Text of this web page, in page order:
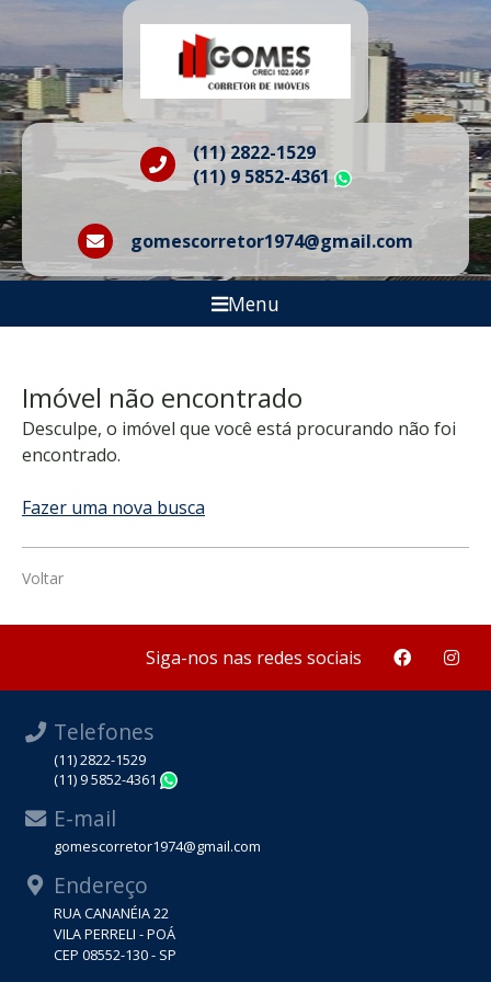
(11) 2822-1529
(11) 9 5852-4361
WhatsApp
gomescorretor1974@gmail.com
Menu
Imóvel não encontrado
Desculpe, o imóvel que você está procurando não foi
encontrado.
Fazer uma nova busca
Voltar
Siga-nos nas redes sociais
Telefones
(11) 2822-1529
(11) 9 5852-4361
E-mail
gomescorretor1974@gmail.com
Endereço
RUA CANANÉIA 22
VILA PERRELI - POÁ
CEP 08552-130 - SP